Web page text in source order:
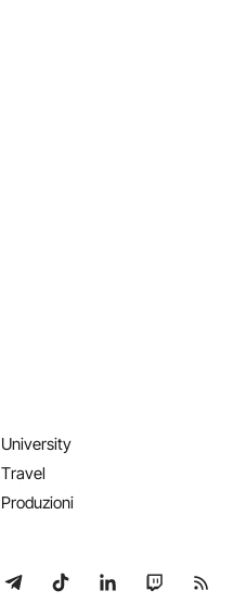
University
Travel
Produzioni
su WhatsApp
Seguici su Telegram
Seguici su TikTok
Seguici su
Seguici